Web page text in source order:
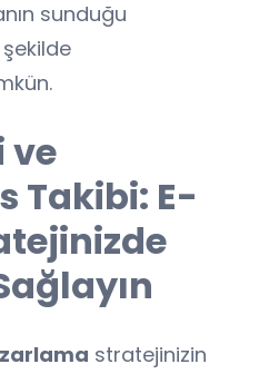
sunduğu
ve
Takibi: E-
stratejinizin